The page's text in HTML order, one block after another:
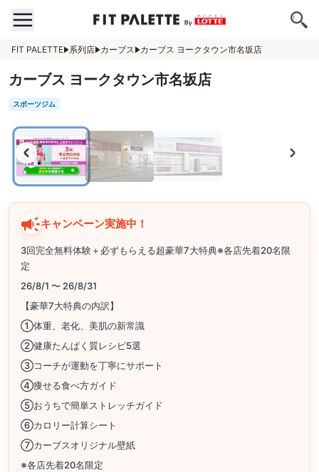
FIT PALETTE 系列店 カーブス カーブス ヨークタウン市名坂店
カーブス ヨークタウン市名坂店
スポーツジム
キャンペーン実施中！
3回完全無料体験＋必ずもらえる超豪華7大特典※各店先着20名限
定
26/8/1 〜 26/8/31
【豪華7大特典の内訳】
①体重、老化、美肌の新常識
②健康たんぱく質レシピ5選
③コーチが運動を丁寧にサポート
④痩せる食べ方ガイド
⑤おうちで簡単ストレッチガイド
⑥カロリー計算シート
⑦カーブスオリジナル壁紙
※各店先着20名限定